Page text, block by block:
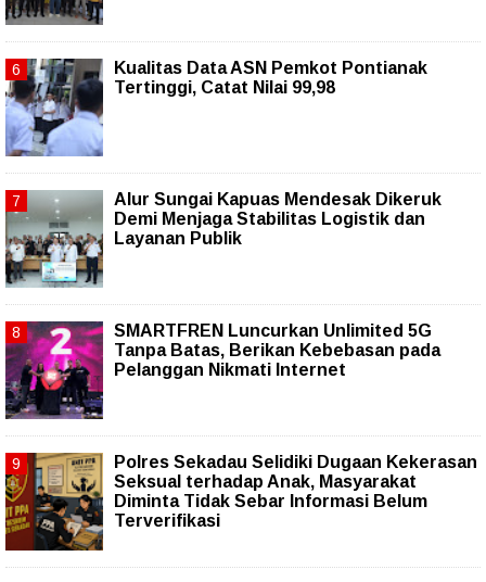
Kualitas Data ASN Pemkot Pontianak
Tertinggi, Catat Nilai 99,98
Alur Sungai Kapuas Mendesak Dikeruk
Demi Menjaga Stabilitas Logistik dan
Layanan Publik
SMARTFREN Luncurkan Unlimited 5G
Tanpa Batas, Berikan Kebebasan pada
Pelanggan Nikmati Internet
Polres Sekadau Selidiki Dugaan Kekerasan
Seksual terhadap Anak, Masyarakat
Diminta Tidak Sebar Informasi Belum
Terverifikasi